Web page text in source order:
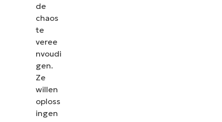
de
chaos
te
veree
nvoudi
gen.
Ze
willen
oploss
ingen